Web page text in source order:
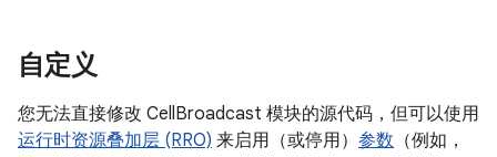
自定义
您无法直接修改 CellBroadcast 模块的源代码，但可以使用
运行时资源叠加层 (RRO) 来启用（或停用） 参数 （例如，